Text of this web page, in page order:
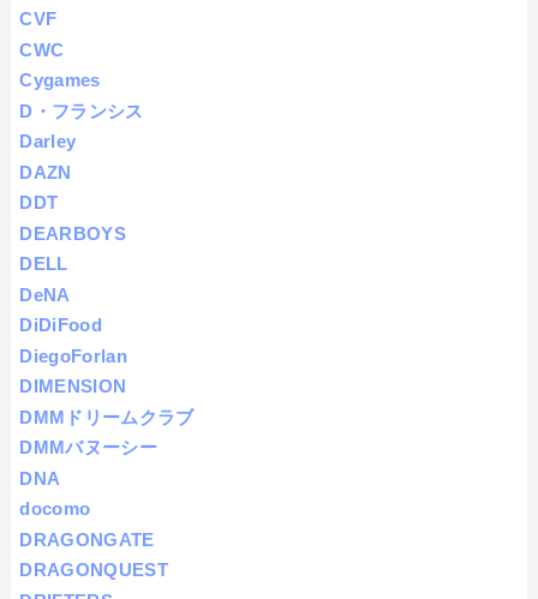
CVF
CWC
Cygames
D・フランシス
Darley
DAZN
DDT
DEARBOYS
DELL
DeNA
DiDiFood
DiegoForlan
DIMENSION
DMMドリームクラブ
DMMバヌーシー
DNA
docomo
DRAGONGATE
DRAGONQUEST